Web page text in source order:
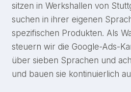
sitzen in Werkshallen von
suchen in ihrer eigenen
spezifischen Produkten. Als
steuern wir die Google-Ads-
über sieben Sprachen und
und bauen sie kontinuierlich